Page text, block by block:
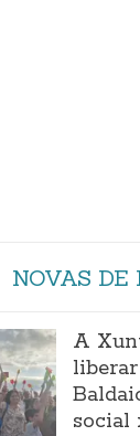
NOVAS DE
A
social